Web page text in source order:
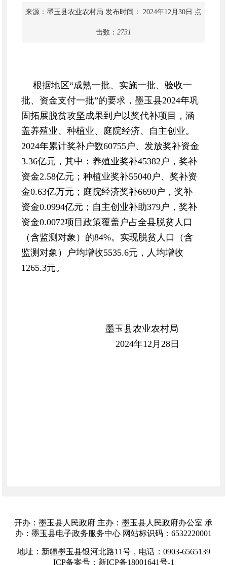
来源：墨玉县农业农村局 发布时间： 2024年12月30日 点
击数： 2731
根据地区“成熟一批、实施一批、验收一
批、资金支付一批”的要求，墨玉县2024年巩
固拓展脱贫攻坚成果到户以奖代补项目，涵
盖养殖业、种植业、庭院经济、自主创业。
2024年累计奖补户数60755户、发放奖补资金
3.36亿元，其中：养殖业奖补45382户，奖补
资金2.58亿元；种植业奖补55040户、奖补资
金0.63亿万元；庭院经济奖补6690户，奖补
资金0.0994亿元；自主创业补助379户，奖补
资金0.0072项目政策覆盖户占全县脱贫人口
（含监测对象）的84%。实现脱贫人口（含
监测对象）户均增收5535.6元，人均增收
1265.3元。
墨玉县农业农村局
2024年12月28日
开办：墨玉县人民政府 主办：墨玉县人民政府办公室 承
办：墨玉县电子政务服务中心 网站标识码：6532220001
地址：新疆墨玉县银河北路11号，电话：0903-6565139
ICP备案号：新ICP备18001641号-1